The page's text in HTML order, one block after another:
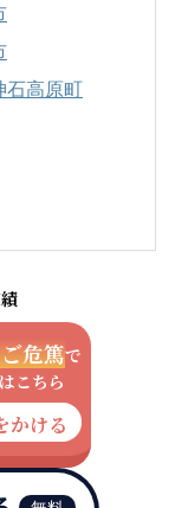
石高原町
危篤で
こちら
かける